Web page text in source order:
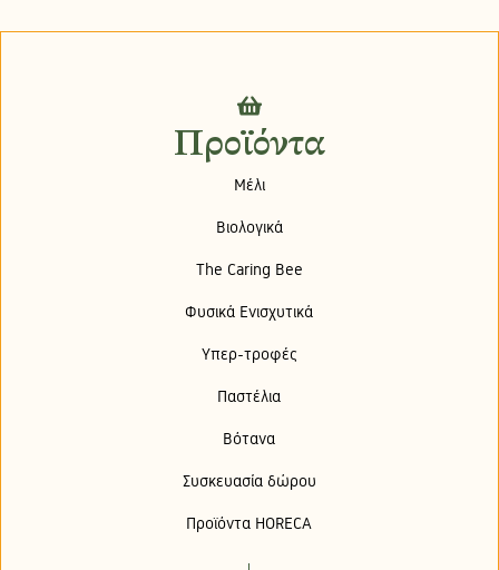
Προϊόντα
Μέλι
Βιολογικά
The Caring Bee
Φυσικά Ενισχυτικά
Υπερ-τροφές
Παστέλια
Βότανα
Συσκευασία δώρου
Προϊόντα HORECA